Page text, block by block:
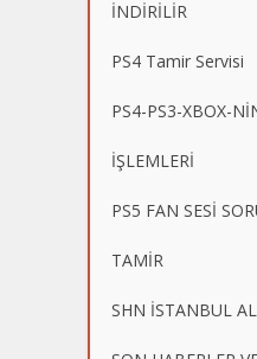
İNDİRİLİR
PS4 Tamir Servisi
PS4-PS3-XBOX-
İŞLEMLERİ
PS5 FAN SESİ
TAMİR
SHN İSTANBUL